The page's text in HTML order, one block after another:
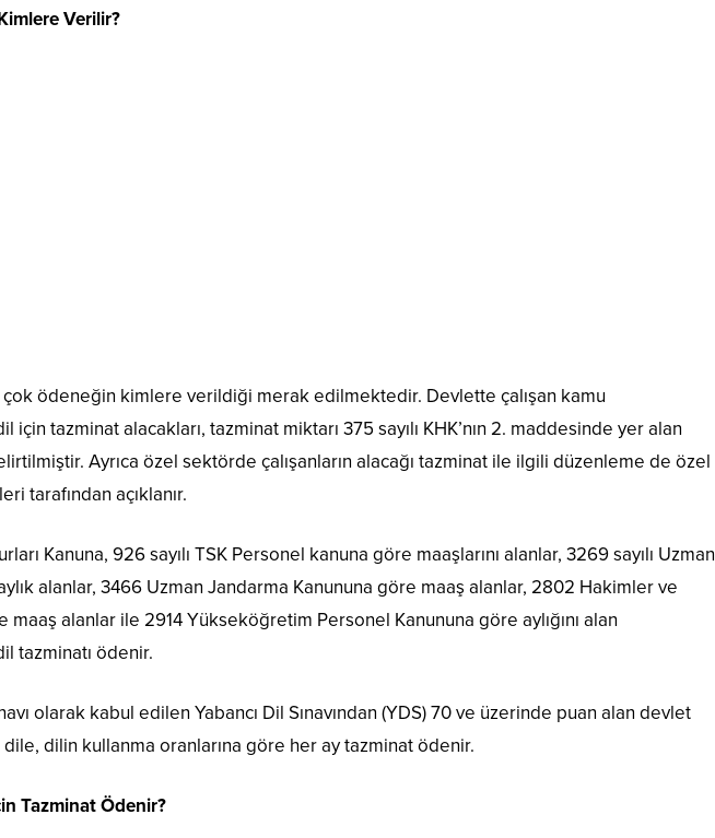
Verilir?
ödeneğin kimlere verildiği merak edilmektedir. Devlette çalışan kamu
tazminat alacakları, tazminat miktarı 375 sayılı KHK’nın 2. maddesinde yer alan
Ayrıca özel sektörde çalışanların alacağı tazminat ile ilgili düzenleme de özel
tarafından açıklanır.
Kanuna, 926 sayılı TSK Personel kanuna göre maaşlarını alanlar, 3269 sayılı Uzman
alanlar, 3466 Uzman Jandarma Kanununa göre maaş alanlar, 2802 Hakimler ve
maaş alanlar ile 2914 Yükseköğretim Personel Kanununa göre aylığını alan
tazminatı ödenir.
olarak kabul edilen Yabancı Dil Sınavından (YDS) 70 ve üzerinde puan alan devlet
dilin kullanma oranlarına göre her ay tazminat ödenir.
Tazminat Ödenir?